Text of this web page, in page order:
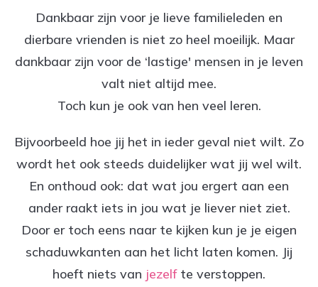
Dankbaar zijn voor je lieve familieleden en
dierbare vrienden is niet zo heel moeilijk. Maar
dankbaar zijn voor de ‘lastige' mensen in je leven
valt niet altijd mee.
Toch kun je ook van hen veel leren.
Bijvoorbeeld hoe jij het in ieder geval niet wilt. Zo
wordt het ook steeds duidelijker wat jij wel wilt.
En onthoud ook: dat wat jou ergert aan een
ander raakt iets in jou wat je liever niet ziet.
Door er toch eens naar te kijken kun je je eigen
schaduwkanten aan het licht laten komen. Jij
hoeft niets van jezelfte verstoppen.